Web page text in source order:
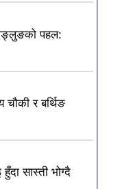
पहल:
चौकी र बर्थिङ
हुँदा सास्ती भोग्दै